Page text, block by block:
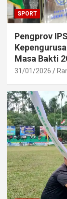
SPORT
Pengprov
Masa Bakti
31/01/2026